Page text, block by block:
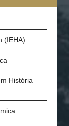
(IEHA)
História